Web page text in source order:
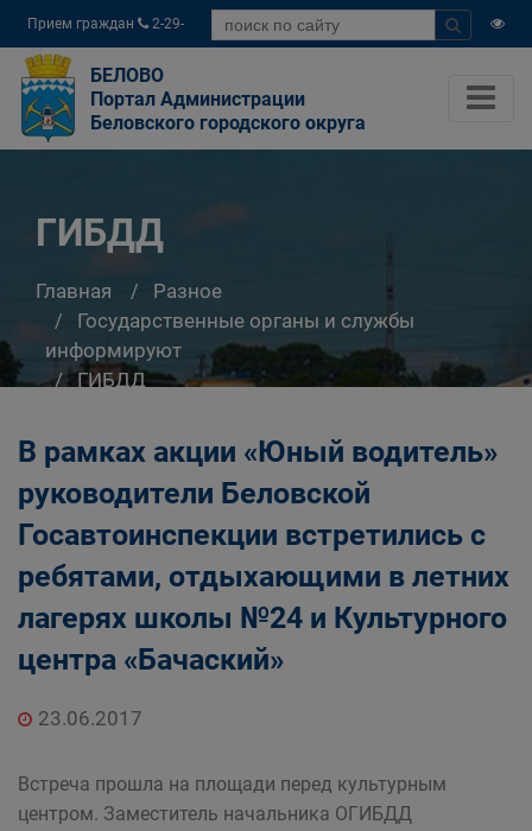
Прием граждан
2-29-
04
БЕЛОВО
Портал Администрации
Беловского городского округа
ГИБДД
Главная
Разное
Государственные органы и службы
информируют
ГИБДД
В рамках акции «Юный водитель»
руководители Беловской
Госавтоинспекции встретились с
ребятами, отдыхающими в летних
лагерях школы №24 и Культурного
центра «Бачаский»
23.06.2017
Встреча прошла на площади перед культурным
центром. Заместитель начальника ОГИБДД